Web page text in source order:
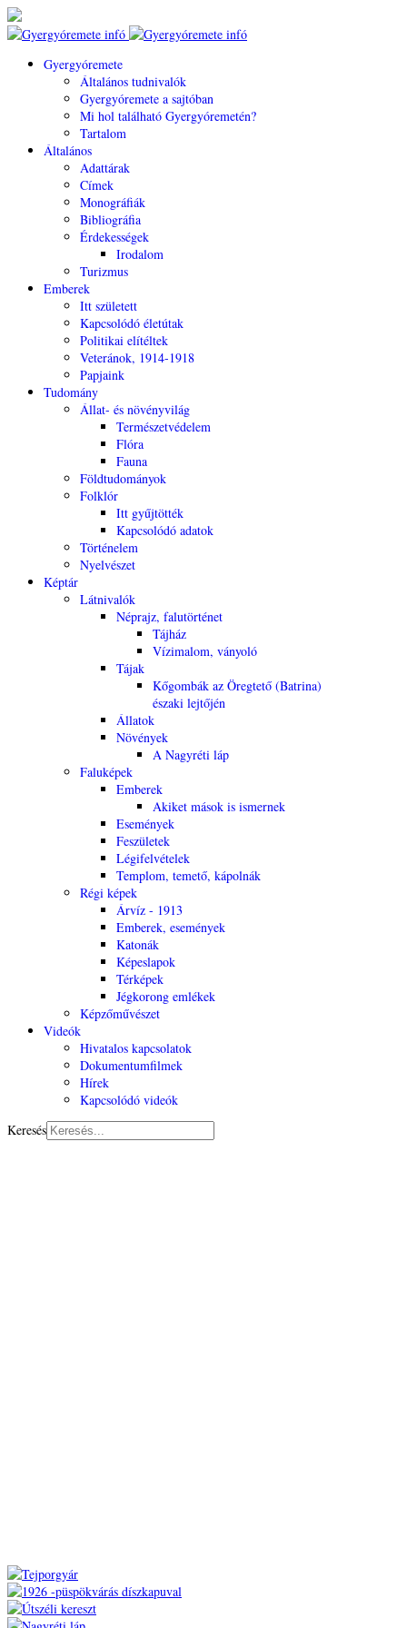
Gyergyóremete
Általános tudnivalók
Gyergyóremete a sajtóban
Mi hol található Gyergyóremetén?
Tartalom
Általános
Adattárak
Címek
Monográfiák
Bibliográfia
Érdekességek
Irodalom
Turizmus
Emberek
Itt született
Kapcsolódó életútak
Politikai elítéltek
Veteránok, 1914-1918
Papjaink
Tudomány
Állat- és növényvilág
Természetvédelem
Flóra
Fauna
Földtudományok
Folklór
Itt gyűjtötték
Kapcsolódó adatok
Történelem
Nyelvészet
Képtár
Látnivalók
Néprajz, falutörténet
Tájház
Vízimalom, ványoló
Tájak
Kőgombák az Öregtető (Batrina)
északi lejtőjén
Állatok
Növények
A Nagyréti láp
Faluképek
Emberek
Akiket mások is ismernek
Események
Feszületek
Légifelvételek
Templom, temető, kápolnák
Régi képek
Árvíz - 1913
Emberek, események
Katonák
Képeslapok
Térképek
Jégkorong emlékek
Képzőművészet
Videók
Hivatalos kapcsolatok
Dokumentumfilmek
Hírek
Kapcsolódó videók
Keresés